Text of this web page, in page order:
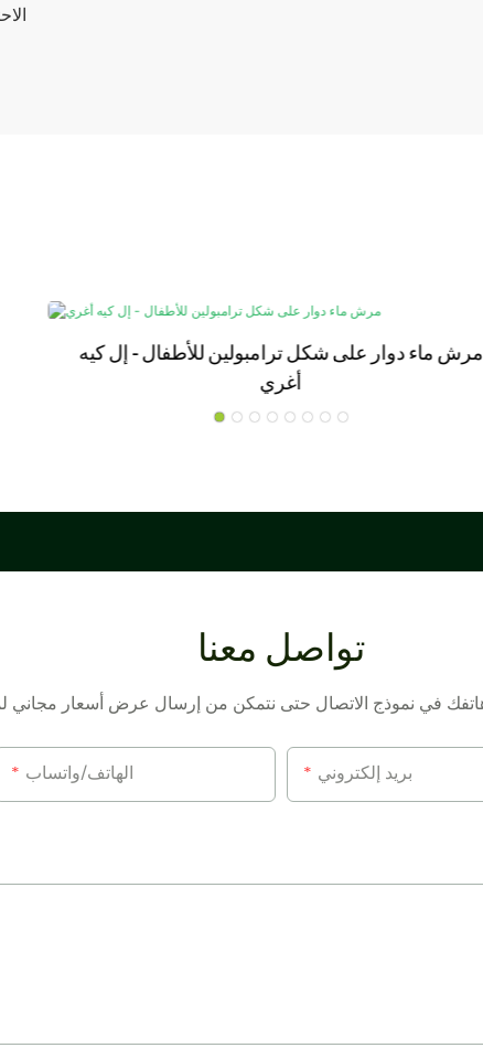
مرش ماء دوار على شكل ترامبولين للأطفال - إل كيه
أغري
تواصل معنا
الهاتف/واتساب بريد إلكتروني